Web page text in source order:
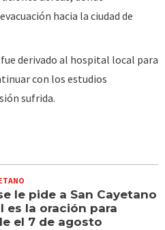
hacia la ciudad de
derivado al hospital local para
con los estudios
sufrida.
le pide a San Cayetano
es la oración para
el 7 de agosto